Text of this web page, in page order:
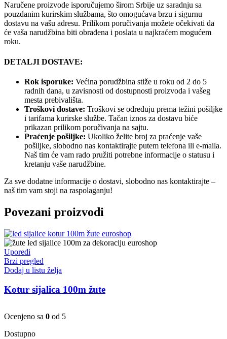
Naručene proizvode isporučujemo širom Srbije uz saradnju sa
pouzdanim kurirskim službama, što omogućava brzu i sigurnu
dostavu na vašu adresu. Prilikom poručivanja možete očekivati da
će vaša narudžbina biti obrađena i poslata u najkraćem mogućem
roku.
DETALJI DOSTAVE:
Rok isporuke: Većina porudžbina stiže u roku od 2 do 5
radnih dana, u zavisnosti od dostupnosti proizvoda i vašeg
mesta prebivališta.
Troškovi dostave: Troškovi se određuju prema težini pošiljke
i tarifama kurirske službe. Tačan iznos za dostavu biće
prikazan prilikom poručivanja na sajtu.
Praćenje pošiljke: Ukoliko želite broj za praćenje vaše
pošiljke, slobodno nas kontaktirajte putem telefona ili e-maila.
Naš tim će vam rado pružiti potrebne informacije o statusu i
kretanju vaše narudžbine.
Za sve dodatne informacije o dostavi, slobodno nas kontaktirajte –
naš tim vam stoji na raspolaganju!
Povezani proizvodi
Uporedi
Brzi pregled
Dodaj u listu želja
Kotur sijalica 100m žute
Ocenjeno sa 0 od 5
Dostupno